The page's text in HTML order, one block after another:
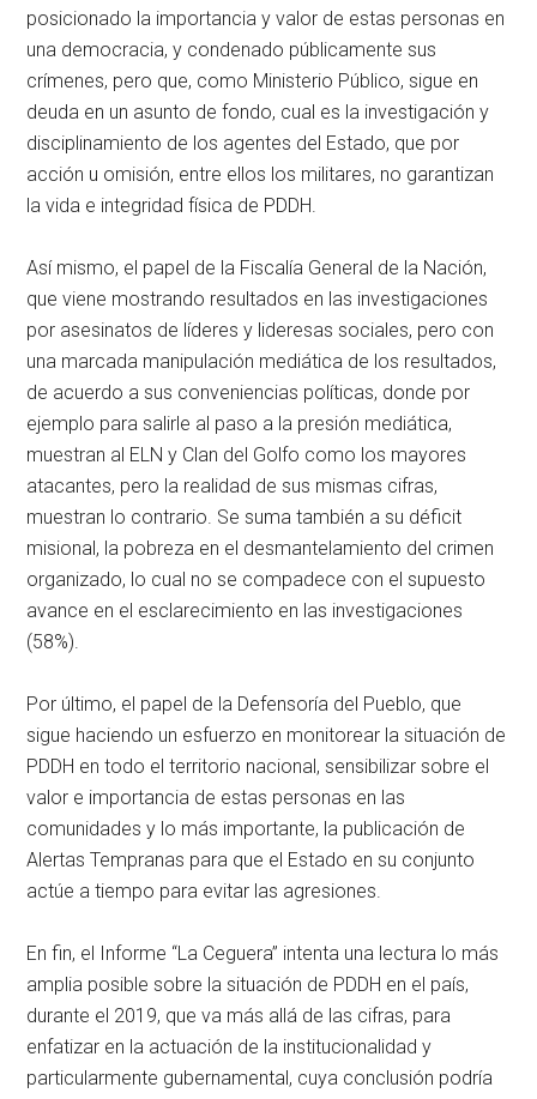
posicionado la importancia y valor de estas personas en
una democracia, y condenado públicamente sus
crímenes, pero que, como Ministerio Público, sigue en
deuda en un asunto de fondo, cual es la investigación y
disciplinamiento de los agentes del Estado, que por
acción u omisión, entre ellos los militares, no garantizan
la vida e integridad física de PDDH.
Así mismo, el papel de la Fiscalía General de la Nación,
que viene mostrando resultados en las investigaciones
por asesinatos de líderes y lideresas sociales, pero con
una marcada manipulación mediática de los resultados,
de acuerdo a sus conveniencias políticas, donde por
ejemplo para salirle al paso a la presión mediática,
muestran al ELN y Clan del Golfo como los mayores
atacantes, pero la realidad de sus mismas cifras,
muestran lo contrario. Se suma también a su déficit
misional, la pobreza en el desmantelamiento del crimen
organizado, lo cual no se compadece con el supuesto
avance en el esclarecimiento en las investigaciones
(58%).
Por último, el papel de la Defensoría del Pueblo, que
sigue haciendo un esfuerzo en monitorear la situación de
PDDH en todo el territorio nacional, sensibilizar sobre el
valor e importancia de estas personas en las
comunidades y lo más importante, la publicación de
Alertas Tempranas para que el Estado en su conjunto
actúe a tiempo para evitar las agresiones.
En fin, el Informe “La Ceguera” intenta una lectura lo más
amplia posible sobre la situación de PDDH en el país,
durante el 2019, que va más allá de las cifras, para
enfatizar en la actuación de la institucionalidad y
particularmente gubernamental, cuya conclusión podría